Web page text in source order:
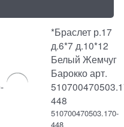
*Браслет р.17
д.6*7 д.10*12
Белый Жемчуг
Барокко арт.
448
510700470503.170-
448